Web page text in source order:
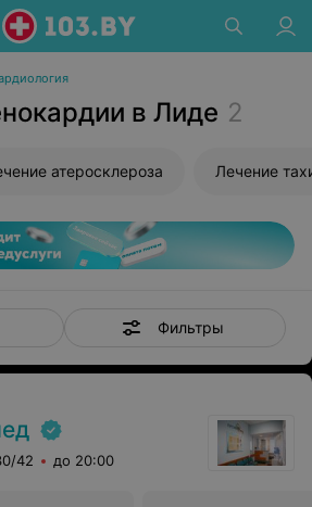
в Лиде 2
атеросклероза Лечение
Фильтры
42 до 20:00